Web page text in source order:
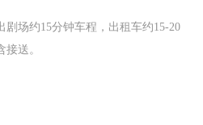
场约15分钟车程，出租车约15-20
送。